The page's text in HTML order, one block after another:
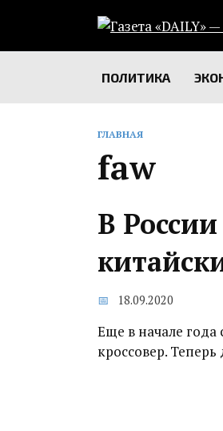
содержанию
ПОЛИТИКА
ГЛАВНАЯ
faw
В
18.09.2020
Еще в начале года
кроссовер.